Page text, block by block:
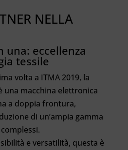
NELLA
una: eccellenza
tessile
volta a ITMA 2019, la
una macchina elettronica
a doppia frontura,
di un’ampia gamma
e versatilità, questa è